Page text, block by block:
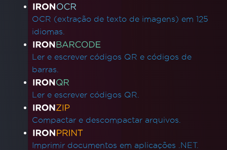
OCR (extração de texto de imagens) em 125
idiomas.
Ler e escrever códigos QR e códigos de
barras.
Ler e escrever códigos QR.
Compactar e descompactar arquivos.
Imprimir documentos em aplicações .NET.